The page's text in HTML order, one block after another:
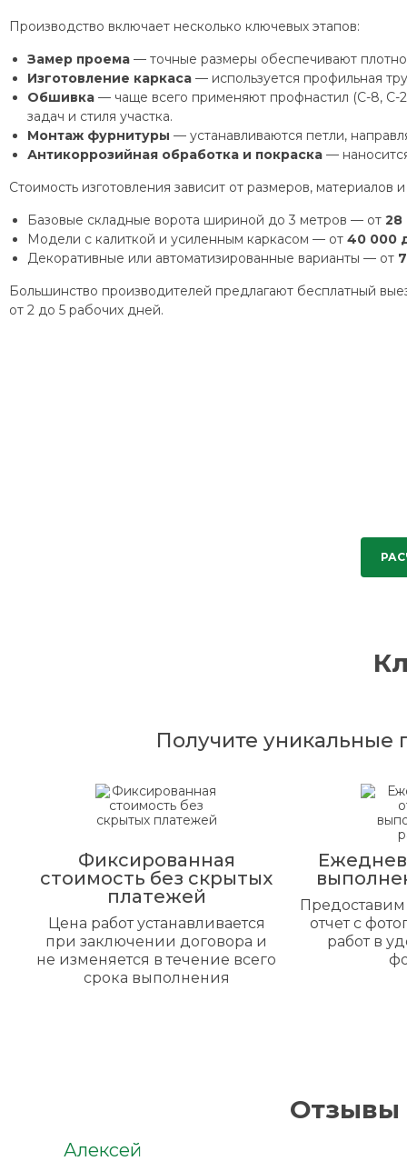
Производство включает несколько ключевых этапов:
Замер проема — точные размеры обеспечивают
Изготовление каркаса — используется профильная
Обшивка — чаще всего применяют профнастил (С-8, С-
задач и стиля участка.
Монтаж фурнитуры — устанавливаются петли,
Антикоррозийная обработка и покраска —
Стоимость изготовления зависит от размеров,
Базовые складные ворота шириной до 3 метров — от 28
Модели с калиткой и усиленным каркасом — от 40 000
Декоративные или автоматизированные варианты — от
Большинство производителей предлагают бесплатный
от 2 до 5 рабочих дней.
Получите уникальные
Фиксированная
стоимость без скрытых
платежей
Цена работ устанавливается
при заключении договора и
не изменяется в течение всего
срока выполнения
отчет с
работ в
Отзывы
Алексей